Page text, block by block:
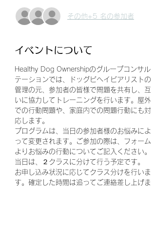
その他+5 名の参加者
イベントについて
Healthy Dog Ownershipのグループコンサル
テーションでは、ドッグビヘイビアリストの
管理の元、参加者の皆様で問題を共有し、互
いに協力してトレーニングを行います。屋外
での行動問題や、家庭内での問題行動にも対
応します。
プログラムは、当日の参加者様のお悩みによ
って変更されます。ご参加の際は、フォーム
よりお悩みの行動についてご記入ください。
当日は、２クラスに分けて行う予定です。
お申し込み状況に応じてクラス分けを行いま
す。確定した時間は追ってご連絡差し上げま